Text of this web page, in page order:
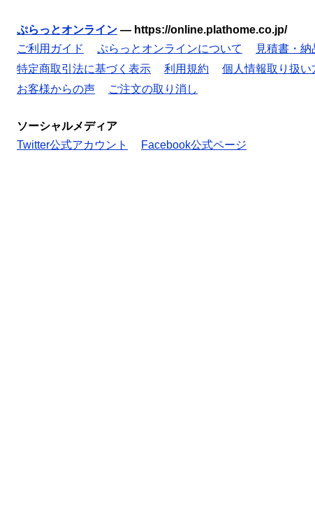
ぷらっとオンライン — https://online.plathome.co.jp/
ご利用ガイド
ぷらっとオンラインについて 見積書・
特定商取引法に基づく表示
利用規約 個人情報取り扱い
お客様からの声
ご注文の取り消し
ソーシャルメディア
Twitter公式アカウント
Facebook公式ページ